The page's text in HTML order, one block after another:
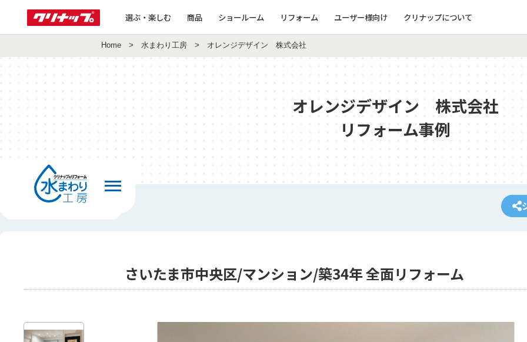
選ぶ・楽しむ 商品 ショールーム リフォーム ユーザー様向け クリナップについて
Home > 水まわり工房 > オレンジデザイン 株式会社
オレンジデザイン 株式会社
リフォーム事例
前の画面へ戻る
さいたま市中央区/マンション/築34年 全面リフォーム